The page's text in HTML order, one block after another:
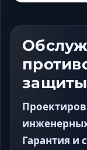
Гарантия и